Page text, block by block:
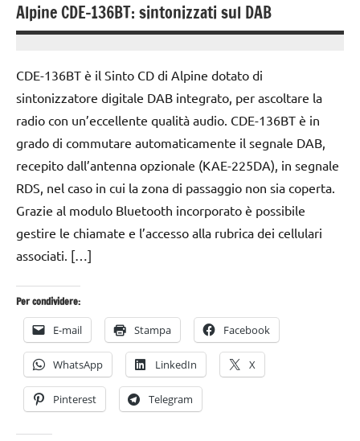
Alpine CDE-136BT: sintonizzati sul DAB
Aprile
2016
Bassanelli
CDE-136BT è il Sinto CD di Alpine dotato di
sintonizzatore digitale DAB integrato, per ascoltare la
radio con un’eccellente qualità audio. CDE-136BT è in
grado di commutare automaticamente il segnale DAB,
recepito dall’antenna opzionale (KAE-225DA), in segnale
RDS, nel caso in cui la zona di passaggio non sia coperta.
Grazie al modulo Bluetooth incorporato è possibile
gestire le chiamate e l’accesso alla rubrica dei cellulari
associati. […]
Per condividere:
E-mail Stampa Facebook
WhatsApp LinkedIn X
Pinterest Telegram